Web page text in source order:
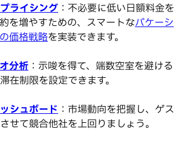
ライシング ：不必要に低い日額料金を
を増やすための、スマートなバケーシ
価格戦略を実装できます。
分析 ：示唆を得て、端数空室を避ける
在制限を設定できます。
シュボード ：市場動向を把握し、ゲス
せて競合他社を上回りましょう。